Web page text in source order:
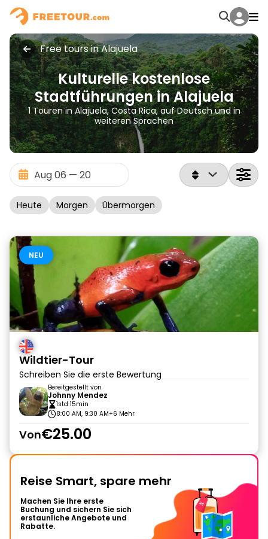
Free tours in Alajuela
Kulturelle kostenlose
Stadtführungen in Alajuela
1 Touren in Alajuela, Costa Rica, auf Deutsch und in
weiteren Sprachen
Heute Morgen Übermorgen
NEU
Wildtier-Tour
Schreiben Sie die erste Bewertung
Bereitgestellt von
Johnny Mendez
1std 15min
8:00 AM, 9:30 AM+6 Mehr
Von€25.00
Reise Smart, spare mehr
Machen Sie Ihre erste
Buchung und sichern Sie sich
erstaunliche Angebote und
Rabatte.